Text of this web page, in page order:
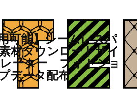
可能】シームレスパ
材ダウンロードサイ
ーター フォトショ
データ配布